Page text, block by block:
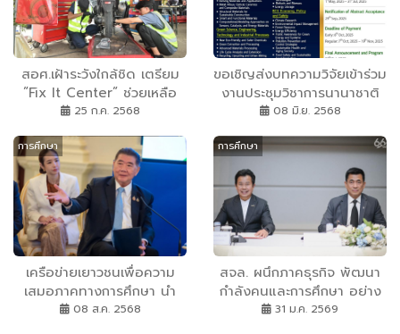
สอศ.เฝ้าระวังใกล้ชิด เตรียม
”Fix It Center” ช่วยเหลือ
หลังพายุ วิภา หมดแรง
25 ก.ค. 2568
ขอเชิญส่งบทความวิจัยเข้าร่วม
งานประชุมวิชาการนานาชาติ
ด้านวัสดุเพื่อสิ่งแวดล้อม ครั้ง
08 มิ.ย. 2568
การศึกษา
เครือข่ายเยาวชนเพื่อความ
เสมอภาคทางการศึกษา นำ
เสนอนโยบาย “Learning
08 ส.ค. 2568
การศึกษา
สจล. ผนึกภาคธุรกิจ พัฒนา
กำลังคนและการศึกษา อย่าง
มืออาชีพ
31 ม.ค. 2569